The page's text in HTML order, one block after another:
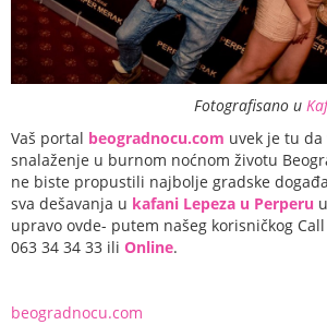
Fotografisano u
Vaš portal beogradnocu.com uvek je tu da
snalaženje u burnom noćnom životu
ne biste propustili najbolje gradske
sva dešavanja u kafani Lepeza u Perperu
upravo ovde- putem našeg korisničkog
063 34 34 33 ili Online.
beogradnocu.com